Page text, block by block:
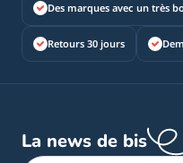
Des marques avec un très
Retours 30 jours
La news de bis